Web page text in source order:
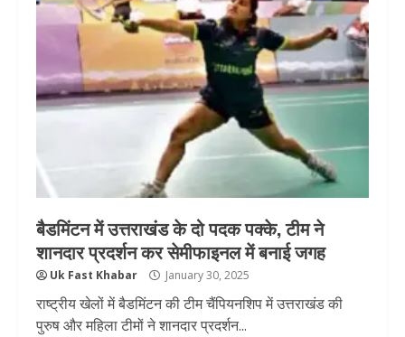
बैडमिंटन में उत्तराखंड के दो पदक पक्के, टीम ने
शानदार प्रदर्शन कर सेमीफाइनल में बनाई जगह
Uk Fast Khabar January 30, 2025
राष्ट्रीय खेलों में बैडमिंटन की टीम चैंपियनशिप में उत्तराखंड की
पुरुष और महिला टीमों ने शानदार प्रदर्शन...